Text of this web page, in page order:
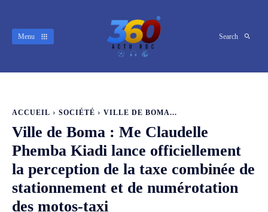
Menu Search
ACCUEIL SOCIÉTÉ VILLE DE BOMA...
Ville de Boma : Me Claudelle
Phemba Kiadi lance officiellement
la perception de la taxe combinée de
stationnement et de numérotation
des motos-taxi